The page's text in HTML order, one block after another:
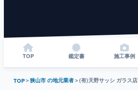
TOP 鑑定書 施工事例
TOP＞狭山市 の地元業者＞(有)天野サッシ ガラス店